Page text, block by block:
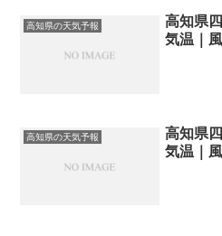
高知県の天気予報
高知県
気温｜
高知県の天気予報
高知県
気温｜